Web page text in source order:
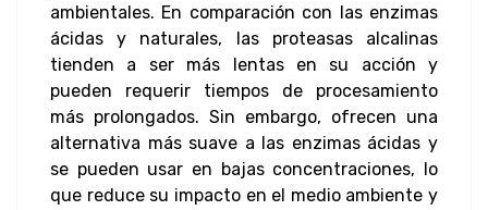
ambientales. En comparación con las enzimas
ácidas y naturales, las proteasas alcalinas
tienden a ser más lentas en su acción y
pueden requerir tiempos de procesamiento
más prolongados. Sin embargo, ofrecen una
alternativa más suave a las enzimas ácidas y
se pueden usar en bajas concentraciones, lo
que reduce su impacto en el medio ambiente y